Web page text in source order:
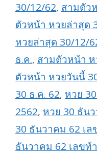
30/12/62, สามตัว
ตัวหน้า หวยล่าสุด
หวยล่าสุด 30/12/
ธ.ค., สามตัวหน้า
ตัวหน้า หวยวันนี้
30 ธ.ค. 62, หวย
2562, หวย 30 ธัน
30 ธันวาคม 62 เล
ธันวาคม 62 เลขท้